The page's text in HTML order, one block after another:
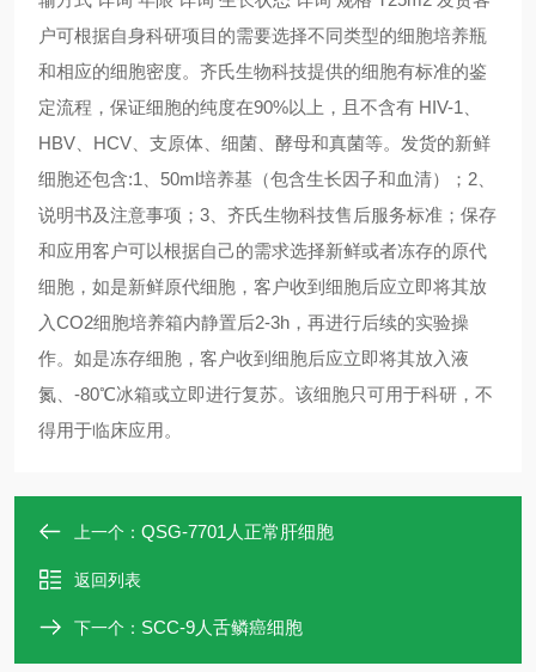
户可根据自身科研项目的需要选择不同类型的细胞培养瓶
和相应的细胞密度。齐氏生物科技提供的细胞有标准的鉴
定流程，保证细胞的纯度在90%以上，且不含有 HIV-1、
HBV、HCV、支原体、细菌、酵母和真菌等。发货的新鲜
细胞还包含:1、50ml培养基（包含生长因子和血清）；2、
说明书及注意事项；3、齐氏生物科技售后服务标准；保存
和应用客户可以根据自己的需求选择新鲜或者冻存的原代
细胞，如是新鲜原代细胞，客户收到细胞后应立即将其放
入CO2细胞培养箱内静置后2-3h，再进行后续的实验操
作。如是冻存细胞，客户收到细胞后应立即将其放入液
氮、-80℃冰箱或立即进行复苏。该细胞只可用于科研，不
得用于临床应用。
上一个： QSG-7701人正常肝细胞
返回列表
下一个： SCC-9人舌鳞癌细胞